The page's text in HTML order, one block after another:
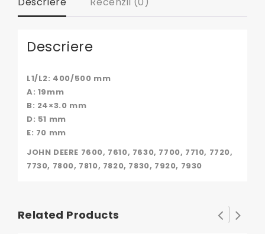
Descriere
L1/L2: 400/500 mm
A: 19mm
B: 24×3.0 mm
D: 51 mm
E: 70 mm
JOHN DEERE 7600, 7610, 7630, 7700, 7710, 7720,
7730, 7800, 7810, 7820, 7830, 7920, 7930
Related Products